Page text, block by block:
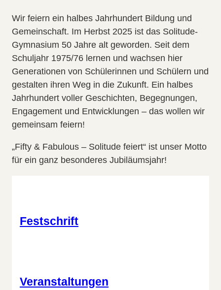
Wir feiern ein halbes Jahrhundert Bildung und
Gemeinschaft. Im Herbst 2025 ist das Solitude-
Gymnasium 50 Jahre alt geworden. Seit dem
Schuljahr 1975/76 lernen und wachsen hier
Generationen von Schülerinnen und Schülern und
gestalten ihren Weg in die Zukunft. Ein halbes
Jahrhundert voller Geschichten, Begegnungen,
Engagement und Entwicklungen – das wollen wir
gemeinsam feiern!
„Fifty & Fabulous – Solitude feiert“ ist unser Motto
für ein ganz besonderes Jubiläumsjahr!
Festschrift
Veranstaltungen